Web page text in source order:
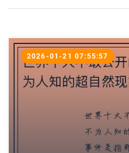
2026-01-21 07:55:57